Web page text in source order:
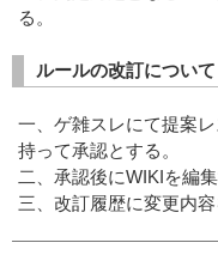
る。
ルールの改訂について
一、ゲ雑スレにて提案
持って承認とする。
二、承認後にWIKIを編集
三、改訂履歴に変更内